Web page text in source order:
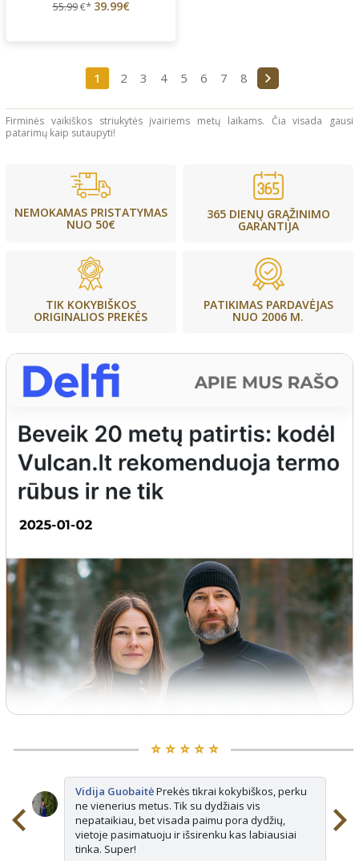
55.99€* 39.99€
1 2 3 4 5 6 7 8
Firminės vaikiškos striukytės įvairiems metų laikams. Čia visada gausi
patarimų kaip sutaupyti!
NEMOKAMAS PRISTATYMAS
NUO 50€
365 DIENŲ GRĄŽINIMO
GARANTIJA
TIK KOKYBIŠKOS
ORIGINALIOS PREKĖS
PATIKIMAS PARDAVĖJAS
NUO 2006 M.
⭐️ ⭐️ ⭐️ ⭐️ ⭐️
Vidija GuobaitėPrekės tikrai kokybiškos, perku
ne vienerius metus. Tik su dydžiais vis
nepataikiau, bet visada paimu pora dydžių,
vietoje pasimatuoju ir išsirenku kas labiausiai
tinka. Super!